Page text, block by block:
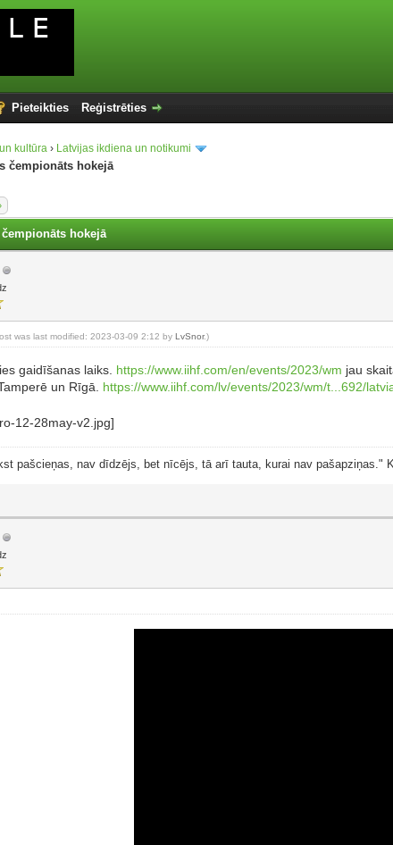
Pieteikties Reģistrēties
kultūra › Latvijas ikdiena un notikumi
čempionāts hokejā
hokejā
was last modified: 2023-03-09 2:12 byLvSnor.)
gaidīšanas laiks. https://www.iihf.com/en/events/2023/wm jau
un Rīgā. https://www.iihf.com/lv/events/2023/wm/t...692/
pašcieņas, nav dīdzējs, bet nīcējs, tā arī tauta, kurai nav pašapziņas."